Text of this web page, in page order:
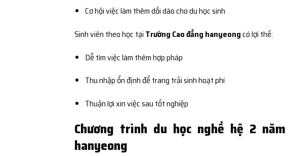
Cơ hội việc làm thêm dồi dào cho du học sinh
Sinh viên theo học tại Trường Cao đẳng hanyeongcó lợi thế:
Dễ tìm việc làm thêm hợp pháp
Thu nhập ổn định để trang trải sinh hoạt phí
Thuận lợi xin việc sau tốt nghiệp
Chương trình du học nghề hệ 2
hanyeong